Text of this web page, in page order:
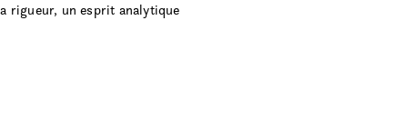
rigueur, un esprit analytique